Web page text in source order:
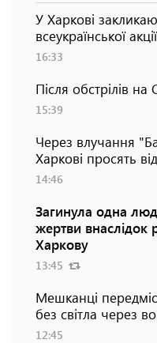
У Харкові
всеукраїнської
16:33
Після обстрілів на
15:39
Через влучання
Харкові просять
14:46
Загинула одна
жертви внаслідок
Харкову
13:45
Мешканці
без світла через
12:45